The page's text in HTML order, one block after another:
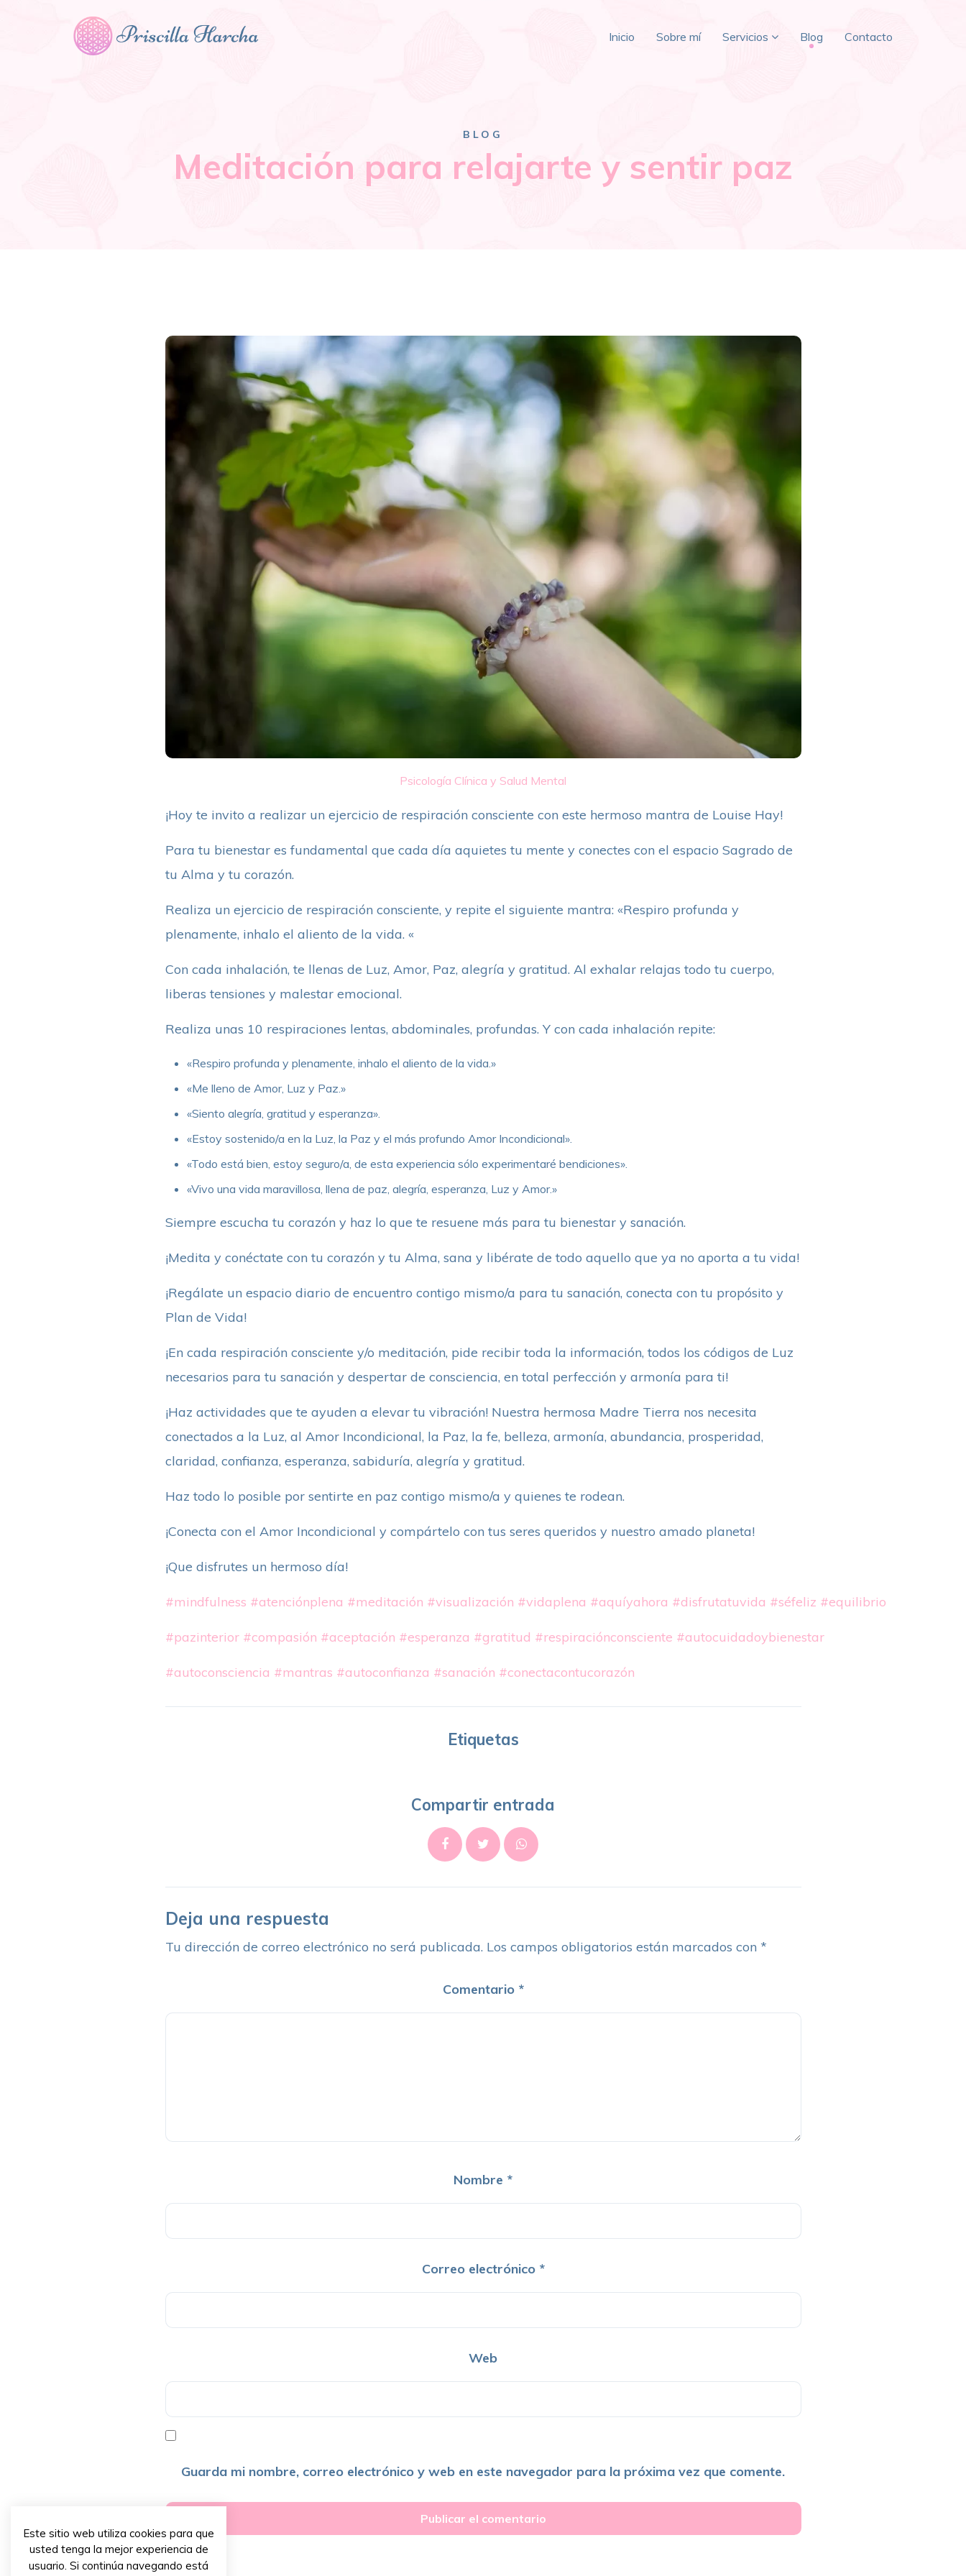
Inicio Sobre mí Servicios Blog Contacto
BLOG
Meditación para relajarte y sentir paz
Psicología Clínica y Salud Mental
¡Hoy te invito a realizar un ejercicio de respiración consciente con este hermoso mantra de Louise Hay!
Para tu bienestar es fundamental que cada día aquietes tu mente y conectes con el espacio Sagrado de
tu Alma y tu corazón.
Realiza un ejercicio de respiración consciente, y repite el siguiente mantra: «Respiro profunda y
plenamente, inhalo el aliento de la vida. «
Con cada inhalación, te llenas de Luz, Amor, Paz, alegría y gratitud. Al exhalar relajas todo tu cuerpo,
liberas tensiones y malestar emocional.
Realiza unas 10 respiraciones lentas, abdominales, profundas. Y con cada inhalación repite:
«Respiro profunda y plenamente, inhalo el aliento de la vida.»
«Me lleno de Amor, Luz y Paz.»
«Siento alegría, gratitud y esperanza».
«Estoy sostenido/a en la Luz, la Paz y el más profundo Amor Incondicional».
«Todo está bien, estoy seguro/a, de esta experiencia sólo experimentaré bendiciones».
«Vivo una vida maravillosa, llena de paz, alegría, esperanza, Luz y Amor.»
Siempre escucha tu corazón y haz lo que te resuene más para tu bienestar y sanación.
¡Medita y conéctate con tu corazón y tu Alma, sana y libérate de todo aquello que ya no aporta a tu vida!
¡Regálate un espacio diario de encuentro contigo mismo/a para tu sanación, conecta con tu propósito y
Plan de Vida!
¡En cada respiración consciente y/o meditación, pide recibir toda la información, todos los códigos de Luz
necesarios para tu sanación y despertar de consciencia, en total perfección y armonía para ti!
¡Haz actividades que te ayuden a elevar tu vibración! Nuestra hermosa Madre Tierra nos necesita
conectados a la Luz, al Amor Incondicional, la Paz, la fe, belleza, armonía, abundancia, prosperidad,
claridad, confianza, esperanza, sabiduría, alegría y gratitud.
Haz todo lo posible por sentirte en paz contigo mismo/a y quienes te rodean.
¡Conecta con el Amor Incondicional y compártelo con tus seres queridos y nuestro amado planeta!
¡Que disfrutes un hermoso día!
#mindfulness #atenciónplena #meditación #visualización #vidaplena #aquíyahora #disfrutatuvida #séfeliz #equilibrio
#pazinterior #compasión #aceptación #esperanza #gratitud #respiraciónconsciente #autocuidadoybienestar
#autoconsciencia #mantras #autoconfianza #sanación #conectacontucorazón
Etiquetas
Compartir entrada
Deja una respuesta
Tu dirección de correo electrónico no será publicada. Los campos obligatorios están marcados con *
Comentario *
Nombre *
Correo electrónico *
Web
Guarda mi nombre, correo electrónico y web en este navegador para la próxima vez que comente.
Este sitio web utiliza cookies para que
usted tenga la mejor experiencia de
usuario. Si continúa navegando está